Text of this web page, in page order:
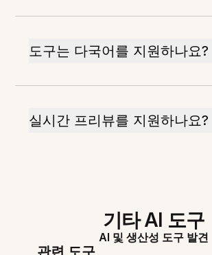
도구는 다국어를 지원하나요?
실시간 프리뷰를 지원하나요?
기타 AI 도구
AI 및 생산성 도구 발견
관련 도구